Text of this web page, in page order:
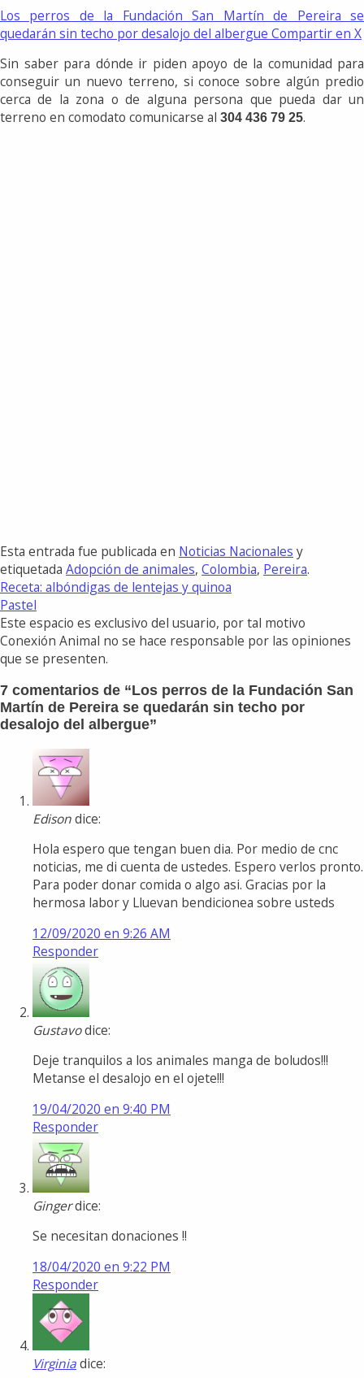
Los perros de la Fundación San Martín de Pereira se
quedarán sin techo por desalojo del albergue Compartir en X
Sin saber para dónde ir piden apoyo de la comunidad para
conseguir un nuevo terreno, si conoce sobre algún predio
cerca de la zona o de alguna persona que pueda dar un
terreno en comodato comunicarse al 304 436 79 25.
Esta entrada fue publicada en Noticias Nacionales y
etiquetada Adopción de animales, Colombia, Pereira.
Receta: albóndigas de lentejas y quinoa
Pastel
Este espacio es exclusivo del usuario, por tal motivo
Conexión Animal no se hace responsable por las opiniones
que se presenten.
7 comentarios de “Los perros de la Fundación San
Martín de Pereira se quedarán sin techo por
desalojo del albergue”
Edisondice:
Hola espero que tengan buen dia. Por medio de cnc
noticias, me di cuenta de ustedes. Espero verlos pronto.
Para poder donar comida o algo asi. Gracias por la
hermosa labor y Lluevan bendicionea sobre usteds
12/09/2020 en 9:26 AM
Responder
Gustavodice:
Deje tranquilos a los animales manga de boludos!!!
Metanse el desalojo en el ojete!!!
19/04/2020 en 9:40 PM
Responder
Gingerdice:
Se necesitan donaciones !!
18/04/2020 en 9:22 PM
Responder
Virginiadice: